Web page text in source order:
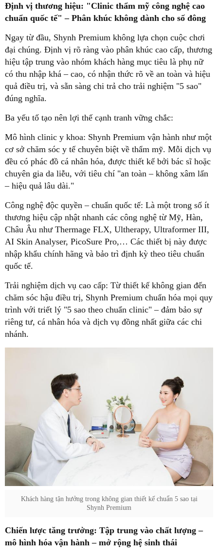
Định vị thương hiệu: "Clinic thẩm mỹ công nghệ cao
chuẩn quốc tế" – Phân khúc không dành cho số đông
Ngay từ đầu, Shynh Premium không lựa chọn cuộc chơi
đại chúng. Định vị rõ ràng vào phân khúc cao cấp, thương
hiệu tập trung vào nhóm khách hàng mục tiêu là phụ nữ
có thu nhập khá – cao, có nhận thức rõ về an toàn và hiệu
quả điều trị, và sẵn sàng chi trả cho trải nghiệm "5 sao"
đúng nghĩa.
Ba yếu tố tạo nên lợi thế cạnh tranh vững chắc:
Mô hình clinic y khoa: Shynh Premium vận hành như một
cơ sở chăm sóc y tế chuyên biệt về thẩm mỹ. Mỗi dịch vụ
đều có phác đồ cá nhân hóa, được thiết kế bởi bác sĩ hoặc
chuyên gia da liễu, với tiêu chí "an toàn – không xâm lấn
– hiệu quả lâu dài."
Công nghệ độc quyền – chuẩn quốc tế: Là một trong số ít
thương hiệu cập nhật nhanh các công nghệ từ Mỹ, Hàn,
Châu Âu như Thermage FLX, Ultherapy, Ultraformer III,
AI Skin Analyser, PicoSure Pro,… Các thiết bị này được
nhập khẩu chính hãng và bảo trì định kỳ theo tiêu chuẩn
quốc tế.
Trải nghiệm dịch vụ cao cấp: Từ thiết kế không gian đến
chăm sóc hậu điều trị, Shynh Premium chuẩn hóa mọi quy
trình với triết lý "5 sao theo chuẩn clinic" – đảm bảo sự
riêng tư, cá nhân hóa và dịch vụ đồng nhất giữa các chi
nhánh.
Khách hàng tận hưởng trong không gian thiết kế chuẩn 5 sao tại
Shynh Premium
Chiến lược tăng trưởng: Tập trung vào chất lượng –
mô hình hóa vận hành – mở rộng hệ sinh thái